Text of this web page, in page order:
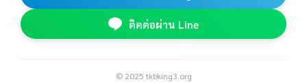
ติดต่อผ่าน Line
© 2025 tkbking3.org